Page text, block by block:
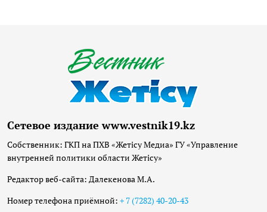
Сетевое издание www.vestnik19.kz
Собственник: ГКП на ПХВ «Жетісу Медиа» ГУ «Управление
внутренней политики области Жетісу»
Редактор веб-сайта: Далекенова М.А.
Номер телефона приёмной: + 7 (7282) 40-20-43